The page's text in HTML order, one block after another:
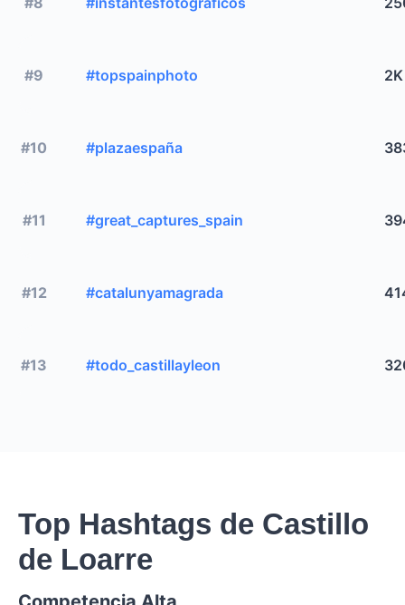
#9 #topspainphoto 2K
#10 #plazaespaña
#11 #great_captures_spain
#12 #catalunyamagrada
#13 #todo_castillayleon
Top Hashtags de Castillo
de Loarre